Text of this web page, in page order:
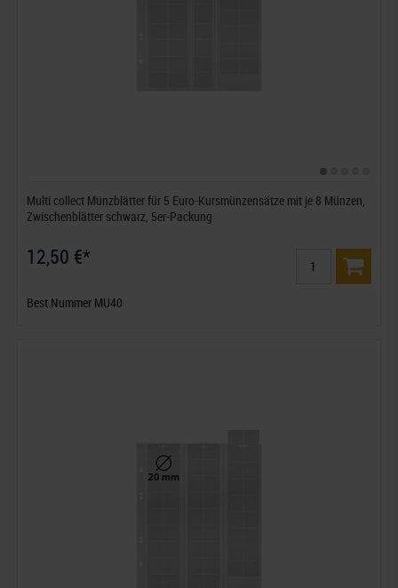
Multi collect Münzblätter für 5 Euro-Kursmünzensätze mit je 8 Münzen,
Zwischenblätter schwarz, 5er-Packung
12,50 €*
Best.Nummer MU40